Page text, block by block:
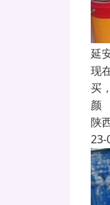
延
现
买
颜
陕
23-